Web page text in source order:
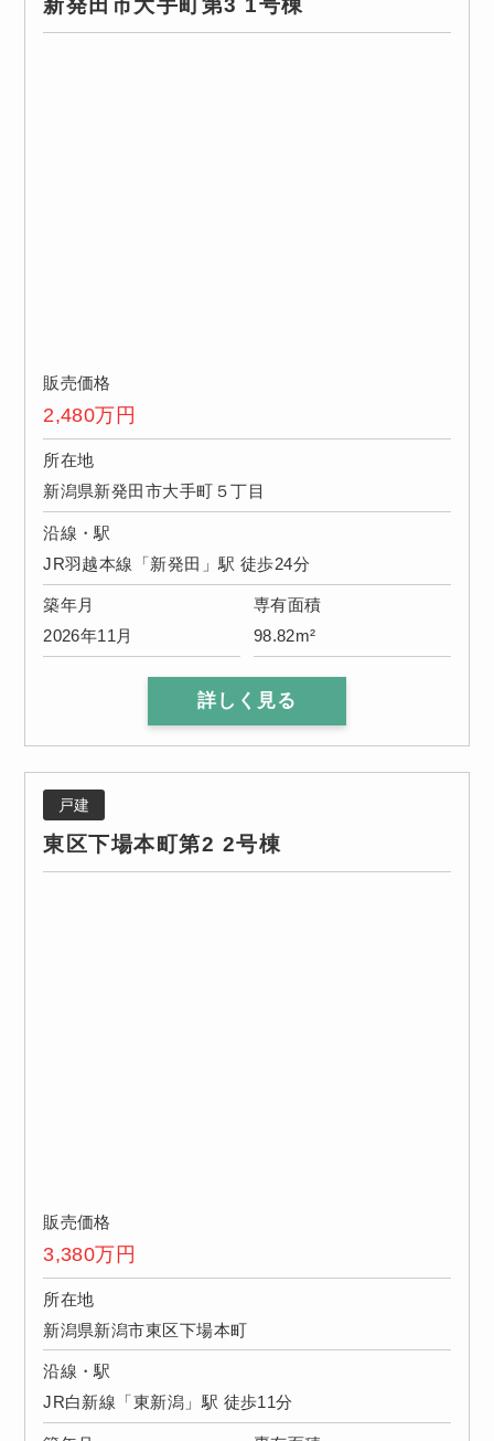
新発田市大手町第3 1号棟
販売価格
2,480万円
所在地
新潟県新発田市大手町５丁目
沿線・駅
JR羽越本線「新発田」駅 徒歩24分
築年月
2026年11月
専有面積
98.82m²
詳しく見る
戸建
東区下場本町第2 2号棟
販売価格
3,380万円
所在地
新潟県新潟市東区下場本町
沿線・駅
JR白新線「東新潟」駅 徒歩11分